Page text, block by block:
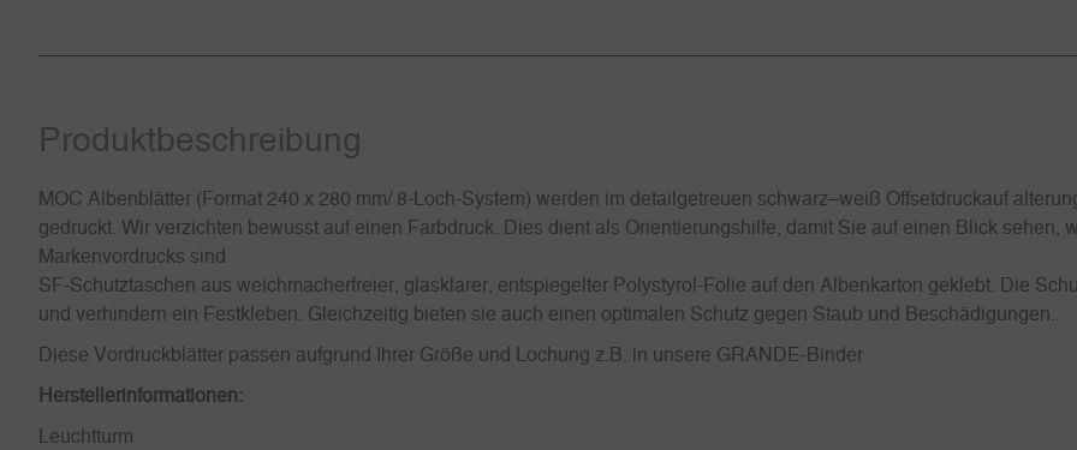
Produkt­beschreibung
MOC Albenblätter (Format 240 x 280 mm/ 8-Loch-System) werden im detailgetreuen schwarz–weiß Offsetdruckauf
gedruckt. Wir verzichten bewusst auf einen Farbdruck. Dies dient als Orientierungshilfe, damit Sie auf einen Blick sehen,
Markenvordrucks sind
SF-Schutztaschen aus weichmacherfreier, glasklarer, entspiegelter Polystyrol-Folie auf den Albenkarton geklebt. Die
und verhindern ein Festkleben. Gleichzeitig bieten sie auch einen optimalen Schutz gegen Staub und Beschädigungen.
Diese Vordruckblätter passen aufgrund Ihrer Größe und Lochung z.B. in unsere GRANDE-Binder
Herstellerinformationen:
Leuchtturm